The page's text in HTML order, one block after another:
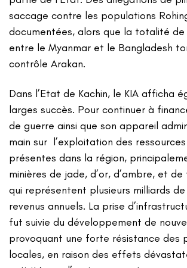
saccage contre les populations
documentées, alors que la totalité
entre le Myanmar et le Bangladesh
contrôle Arakan.
Dans l’Etat de Kachin, le KIA afficha
larges succès. Pour continuer à
de guerre ainsi que son appareil
main sur l’exploitation des
présentes dans la région,
minières de jade, d’or, d’ambre, et
qui représentent plusieurs milliards
revenus annuels. La prise
fut suivie du développement de
provoquant une forte résistance des
locales, en raison des effets